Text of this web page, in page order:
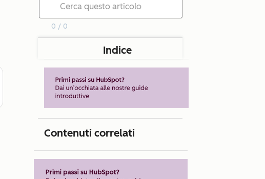
0 / 0
Indice
Contenuti correlati